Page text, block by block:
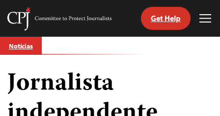
Skip
to
Committee
Journalists
Get Help
Notícias
Jornalista